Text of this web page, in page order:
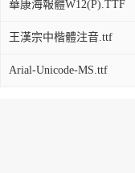
華康海報體W12(P).TTF
王漢宗中楷體注音.ttf
Arial-Unicode-MS.ttf